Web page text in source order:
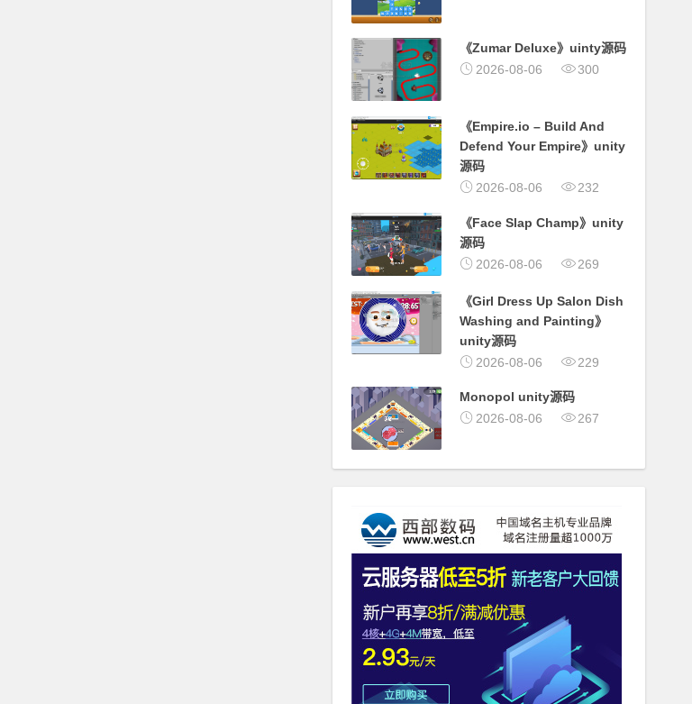
《Zumar Deluxe》uinty源码
2026-08-06
300
《Empire.io – Build And
Defend Your Empire》unity
源码
2026-08-06
232
《Face Slap Champ》unity
源码
2026-08-06
269
《Girl Dress Up Salon Dish
Washing and Painting》
unity源码
2026-08-06
229
Monopol unity源码
2026-08-06
267